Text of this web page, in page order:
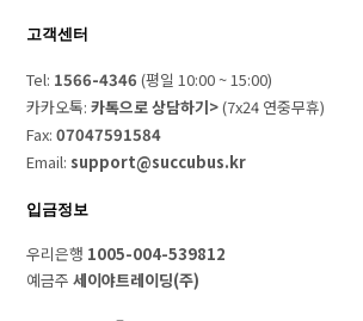
고객센터
Tel: 1566-4346 (평일 10:00 ~ 15:00)
카카오톡:카톡으로 상담하기>(7x24 연중무휴)
Fax:07047591584
Email:support@succubus.kr
입금정보
우리은행 1005-004-539812
예금주세이야트레이딩(주)